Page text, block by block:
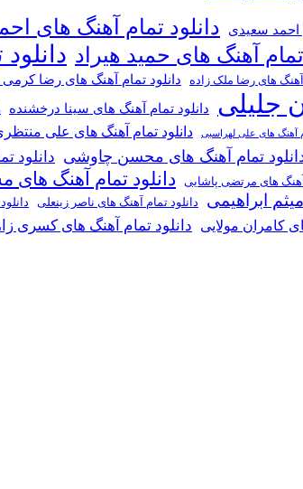
احمد سعیدی دانلود تمام آهنگ های
تمام آهنگ های حمید هیراد
آهنگ های رضا ملک زاده دانلود تمام آهنگ های رضا کرمی
جلیلی دانلود تمام آهنگ های سینا درخشنده
آهنگ های علی لهراسبی دانلود تمام آهنگ های علی
تمام آهنگ های محسن چاوشی دانلود
آهنگ های مرتضی پاشایی دانلود تمام آهنگ های
ابراهیمی دانلود تمام آهنگ های ناصر زینعلی
کامران مولایی دانلود تمام آهنگ های کسری